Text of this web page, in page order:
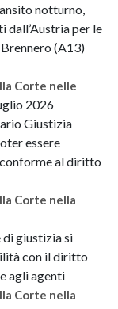
notturno,
dall’Austria per le
(A13)
Corte nelle
2026
Giustizia
essere
al diritto
Corte nella
di giustizia si
con il diritto
agli agenti
Corte nella